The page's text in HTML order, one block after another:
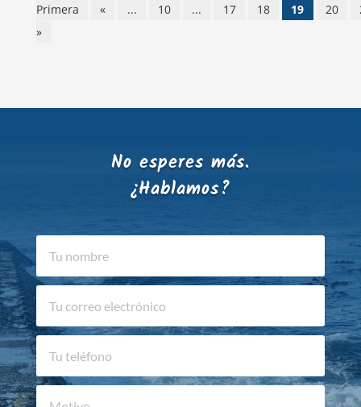
Primera
« ... 10 ... 17 18 19 20
»
No esperes más.
¿Hablamos?